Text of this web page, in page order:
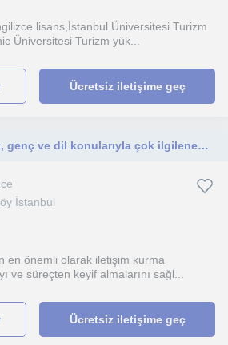
lisans,İstanbul Üniversitesi Turizm
Üniversitesi Turizm yük...
Ücretsiz iletişime geç
Ben kendimi enerjetik, genç ve dil konularıyla çok ilgilenen biri olarak tanımlayabilirim. Dersler her zaman öğrencilere yömelmeli
İstanbul
en önemli olarak iletişim kurma
ve süreçten keyif almalarını sağl...
Ücretsiz iletişime geç